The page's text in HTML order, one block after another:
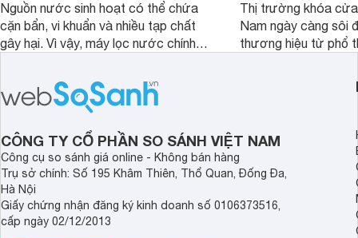
Nguồn nước sinh hoạt có thể chứa
cặn bẩn, vi khuẩn và nhiều tạp chất
gây hại. Vì vậy, máy lọc nước chính
sức khỏe và đảm bảo nguồn nước
sạch cho cả gia đình.
Thị trường khóa
Nam ngày càng sôi
thương hiệu từ phổ
cửa điện tử hãng
sẽ so sánh 5
Demax, Hubert và
CÔNG TY CỔ PHẦN SO SÁNH VIỆT NAM
Công cụ so sánh giá online - Không bán hàng
Trụ sở chính: Số 195 Khâm Thiên, Thổ Quan, Đống Đa,
Hà Nội
Giấy chứng nhận đăng ký kinh doanh số 0106373516,
cấp ngày 02/12/2013